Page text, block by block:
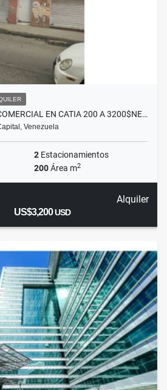
EN CATIA 200 A 3200$NE…
Venezuela
2 Estacionamientos
200Área m2
Alquiler
US$3,200USD